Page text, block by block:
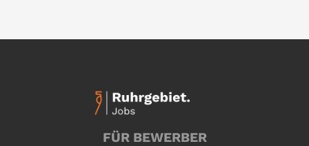
FÜR BEWERBER